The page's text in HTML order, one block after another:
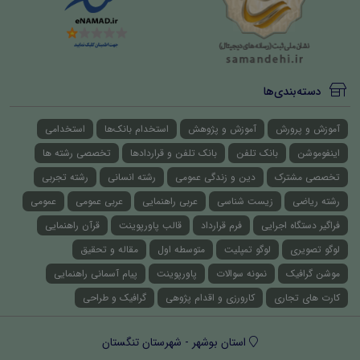
دسته‌بندی‌ها
آموزش و پرورش آموزش و پژوهش استخدام بانک‌ها
استخدامی
اینفوموشن
بانک تلفن بانک تلفن و قراردادها
تخصصی رشته ها
تخصصی مشترک
دین و زندگی عمومی رشته انسانی
رشته تجربی
رشته ریاضی
زیست شناسی عربی راهنمایی عربی عمومی
عمومی
فراگیر دستگاه اجرایی
فرم قرارداد قالب پاورپوینت
قرآن راهنمایی
لوگو تصویری
لوگو تمپلیت متوسطه اول
مقاله و تحقیق
موشن گرافیک
نمونه سوالات پاورپوینت
پیام آسمانی راهنمایی
کارت های تجاری
کارورزی و اقدام پژوهی گرافیک و طراحی
استان بوشهر - شهرستان تنگستان